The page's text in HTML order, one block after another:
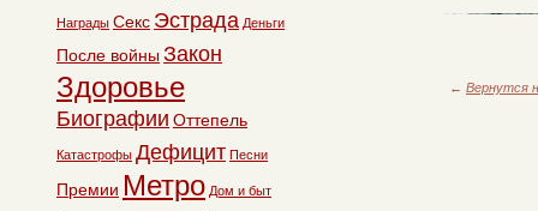
← Вернутся
Награды Секс Эстрада Деньги
После войны Закон
Здоровье
Биографии Оттепель
Катастрофы Дефицит Песни
Премии Метро Дом и быт